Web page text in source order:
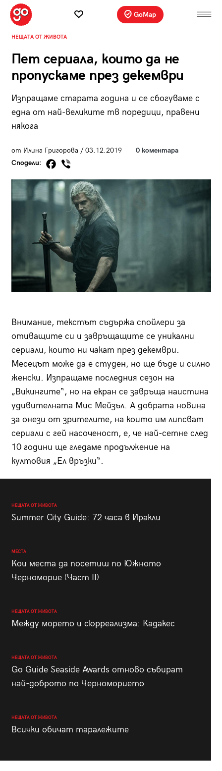
GoMap
НЕЩАТА ОТ ЖИВОТА
Пет сериала, които да не
пропускаме през декември
Изпращаме старата година и се сбогуваме с
една от най-великите тв поредици, правени
някога
от Илина Григорова / 03.12.2019
0 коментара
Сподели:
Внимание, текстът съдържа спойлери за
отиващите си и завръщащите се уникални
сериали, които ни чакат през декември.
Месецът може да е студен, но ще бъде и силно
женски. Изпращаме последния сезон на
„Викингите“, но на екран се завръща наистина
удивителната Мис Мейзъл. А добрата новина
за онези от зрителите, на които им липсват
сериали с гей насоченост, е, че най-сетне след
10 години ще гледаме продължение на
култовия „Ел връзки“.
НЕЩАТА ОТ ЖИВОТА
Summer City Guide: 72 часа в Иракли
МЕСТА
Кои места да посетиш по Южното
Черноморие (Част II)
НЕЩАТА ОТ ЖИВОТА
Между морето и сюрреализма: Кадакес
НЕЩАТА ОТ ЖИВОТА
Go Guide Seaside Awards отново събират
най-доброто по Черноморието
НЕЩАТА ОТ ЖИВОТА
Всички обичат таралежите